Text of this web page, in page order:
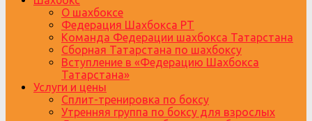
О шахбоксе
Федерация Шахбокса РТ
Команда Федерации шахбокса Татарстана
Сборная Татарстана по шахбоксу
Вступление в «Федерацию Шахбокса
Татарстана»
Услуги и цены
Сплит-тренировка по боксу
Утренняя группа по боксу для взрослых